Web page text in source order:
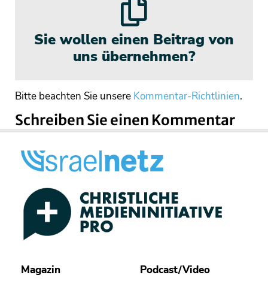
Sie wollen einen Beitrag von
uns übernehmen?
Bitte beachten Sie unsere Kommentar-Richtlinien.
Schreiben Sie einen Kommentar
Magazin
Podcast/Video